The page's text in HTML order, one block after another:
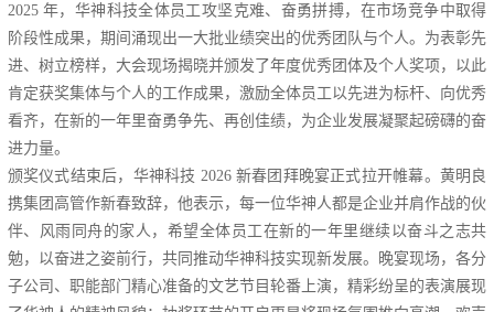
2025 年，华神科技全体员工攻坚克难、奋勇拼搏，在市场竞争中取得
阶段性成果，期间涌现出一大批业绩突出的优秀团队与个人。为表彰先
进、树立榜样，大会现场揭晓并颁发了年度优秀团体及个人奖项，以此
肯定获奖集体与个人的工作成果，激励全体员工以先进为标杆、向优秀
看齐，在新的一年里奋勇争先、再创佳绩，为企业发展凝聚起磅礴的奋
进力量。
颁奖仪式结束后，华神科技 2026 新春团拜晚宴正式拉开帷幕。黄明良
携集团高管作新春致辞，他表示，每一位华神人都是企业并肩作战的伙
伴、风雨同舟的家人，希望全体员工在新的一年里继续以奋斗之志共
勉，以奋进之姿前行，共同推动华神科技实现新发展。晚宴现场，各分
子公司、职能部门精心准备的文艺节目轮番上演，精彩纷呈的表演展现